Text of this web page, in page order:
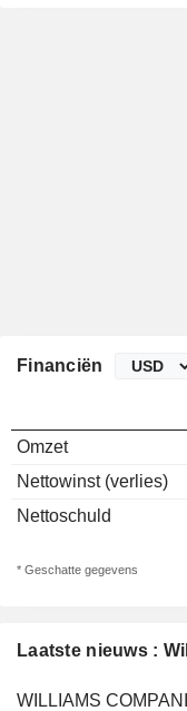
Laatste nieuws :
WILLIAMS
Financiën
Omzet
Nettowinst (verlies)
Nettoschuld
* Geschatte gegevens